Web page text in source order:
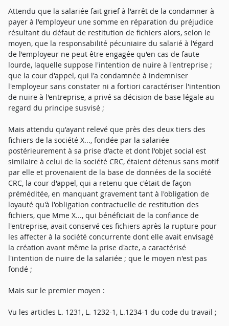
Attendu que la salariée fait grief à l'arrêt de la condamner à
payer à l'employeur une somme en réparation du préjudice
résultant du défaut de restitution de fichiers alors, selon le
moyen, que la responsabilité pécuniaire du salarié à l'égard
de l'employeur ne peut être engagée qu'en cas de faute
lourde, laquelle suppose l'intention de nuire à l'entreprise ;
que la cour d'appel, qui l'a condamnée à indemniser
l'employeur sans constater ni a fortiori caractériser l'intention
de nuire à l'entreprise, a privé sa décision de base légale au
regard du principe susvisé ;
Mais attendu qu'ayant relevé que près des deux tiers des
fichiers de la société X..., fondée par la salariée
postérieurement à sa prise d'acte et dont l'objet social est
similaire à celui de la société CRC, étaient détenus sans motif
par elle et provenaient de la base de données de la société
CRC, la cour d'appel, qui a retenu que c'était de façon
préméditée, en manquant gravement tant à l'obligation de
loyauté qu'à l'obligation contractuelle de restitution des
fichiers, que Mme X..., qui bénéficiait de la confiance de
l'entreprise, avait conservé ces fichiers après la rupture pour
les affecter à la société concurrente dont elle avait envisagé
la création avant même la prise d'acte, a caractérisé
l'intention de nuire de la salariée ; que le moyen n'est pas
fondé ;
Mais sur le premier moyen :
Vu les articles L. 1231, L. 1232-1, L.1234-1 du code du travail ;